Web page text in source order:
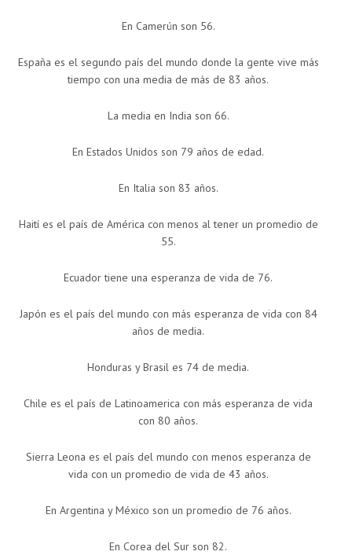
En Camerún son 56.
España es el segundo país del mundo donde la gente vive más
tiempo con una media de más de 83 años.
La media en India son 66.
En Estados Unidos son 79 años de edad.
En Italia son 83 años.
Haití es el país de América con menos al tener un promedio de
55.
Ecuador tiene una esperanza de vida de 76.
Japón es el país del mundo con más esperanza de vida con 84
años de media.
Honduras y Brasil es 74 de media.
Chile es el país de Latinoamerica con más esperanza de vida
con 80 años.
Sierra Leona es el país del mundo con menos esperanza de
vida con un promedio de vida de 43 años.
En Argentina y México son un promedio de 76 años.
En Corea del Sur son 82.